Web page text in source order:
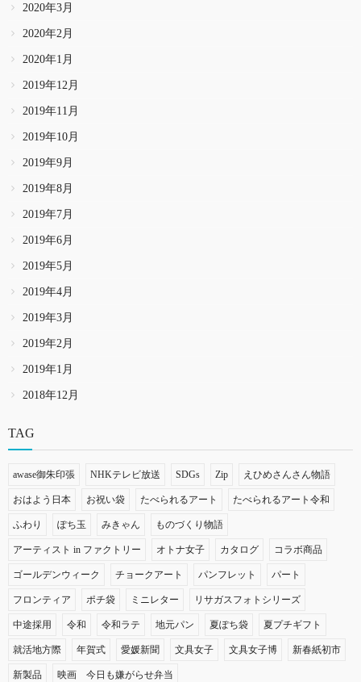
2020年3月
2020年2月
2020年1月
2019年12月
2019年11月
2019年10月
2019年9月
2019年8月
2019年7月
2019年6月
2019年5月
2019年4月
2019年3月
2019年2月
2019年1月
2018年12月
TAG
awase御朱印張 NHKテレビ放送 SDGs Zip えひめさんさん物語
おはよう日本 お祝い袋 たべられるアート たべられるアート令和
ふわり ぽち玉 みきゃん ものづくり物語
アーティスト in ファクトリー オトナ女子 カタログ コラボ商品
ゴールデンウィーク チョークアート パンフレット パート
フロンティア ポチ袋 ミニレター リサガスフォトシリーズ
中途採用 令和 令和ラテ 地元パン 夏ぽち袋 夏プチギフト
就活地方際 年賀式 愛媛新聞 文具女子 文具女子博 新春紙初市
新製品 映画 今日も嫌がらせ弁当